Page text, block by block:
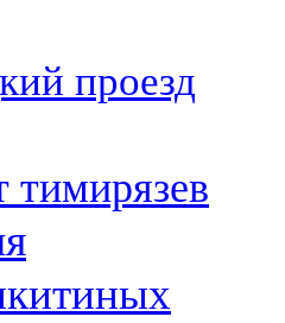
проезд
тимирязев